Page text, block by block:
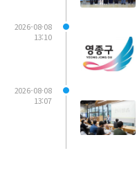
2026-08-08
13:10
2026-08-08
13:07